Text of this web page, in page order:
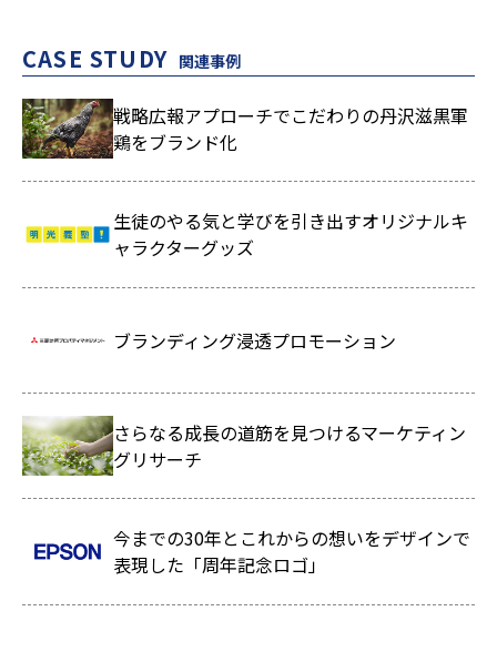
CASE STUDY 関連事例
戦略広報アプローチでこだわりの丹沢滋黒軍
鶏をブランド化
生徒のやる気と学びを引き出すオリジナルキ
ャラクターグッズ
ブランディング浸透プロモーション
さらなる成長の道筋を見つけるマーケティン
グリサーチ
今までの30年とこれからの想いをデザインで
表現した「周年記念ロゴ」